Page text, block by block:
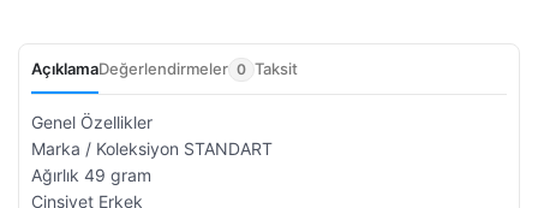
AçıklamaDeğerlendirmeler 0 Taksit
Genel Özellikler
Marka / Koleksiyon STANDART
Ağırlık 49 gram
Cinsiyet Erkek